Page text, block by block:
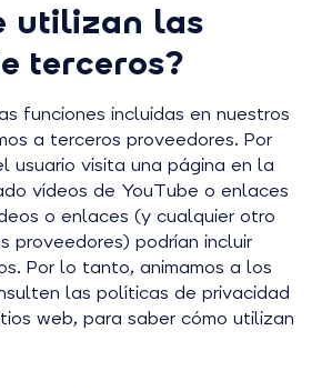
utilizan las
terceros?
funciones incluidas en nuestros
a terceros proveedores. Por
usuario visita una página en la
vídeos de YouTube o enlaces
o enlaces (y cualquier otro
proveedores) podrían incluir
Por lo tanto, animamos a los
las políticas de privacidad
web, para saber cómo utilizan